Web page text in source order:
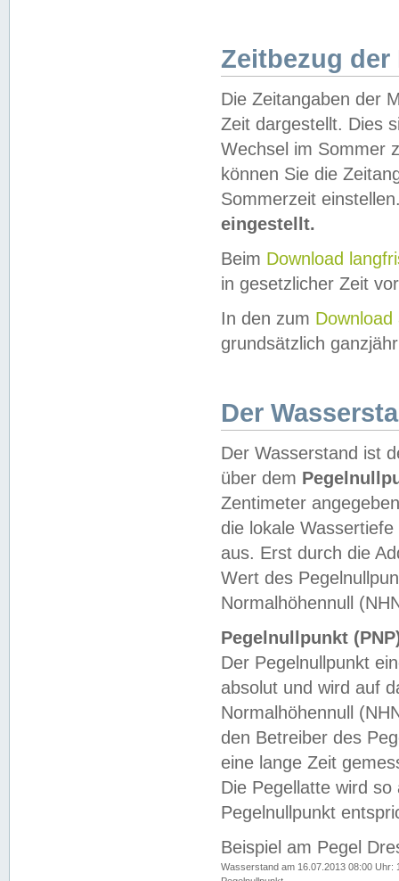
Zeitbezug der
Die Zeitangaben der
Zeit dargestellt. Dies
Wechsel im Sommer
können Sie die
Sommerzeit
eingestellt.
Beim Download
in gesetzlicher Zeit
In den zum Download
grundsätzlich
Der
Der Wasserstand ist
über dem
Zentimeter
die lokale
aus. Erst durch die
Wert des
Normalhöhennull
Pegelnullpunkt
Der Pegelnullpunkt
absolut und wird auf
Normalhöhennull
den Betreiber des
eine lange Zeit
Die Pegellatte wird
Pegelnullpunkt
Beispiel am Pegel
Wasserstand am 16.07.2013 08:00 Uhr: